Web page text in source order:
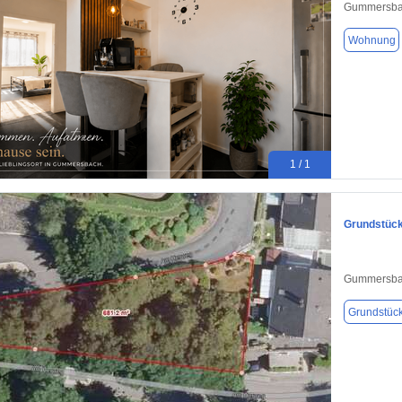
1 / 1
Wohnung